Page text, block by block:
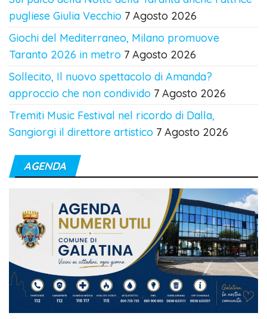
pugliese Giulia Vecchio 7 Agosto 2026
Giochi del Mediterraneo, Milano promuove
Taranto 2026 in metro 7 Agosto 2026
Sollecito, Il nuovo spettacolo di Amanda?
approccio che non condivido 7 Agosto 2026
Tremiti Music Festival nel ricordo di Dalla,
Sangiorgi il direttore artistico 7 Agosto 2026
AGENDA